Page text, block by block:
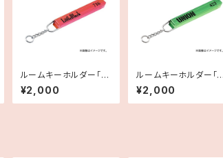
ルームキーホルダー「Li
ttleBlack」
¥2,000
ルームキーホルダー「U
NION」
¥2,000